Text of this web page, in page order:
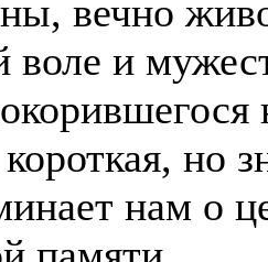
вечно
воле и
но
нам о